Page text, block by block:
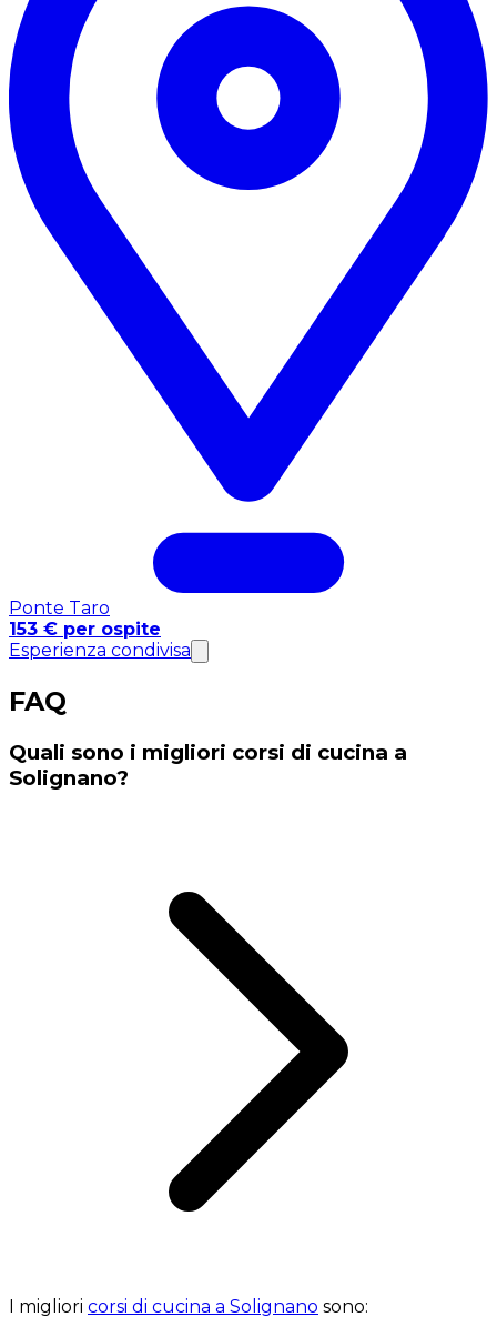
Ponte Taro
153 € per ospite
Esperienza condivisa
FAQ
Quali sono i migliori corsi di cucina a
Solignano?
I migliori corsi di cucina a Solignano sono: